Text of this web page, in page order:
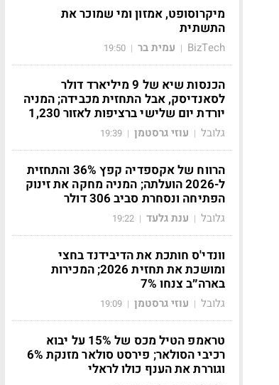
מיקרוסופט, אמזון ומי שמוכר את
התשתית
BizTech
| עמית בר |
19:50
הכנסות שיא של 9 מיליארד דולר
לסאנדיסק, אבל התחזית מכבידה; המניה
יורדת יום שלישי ברציפות לאזור 1,230
גלובל | עוזי גרסטמן |
19:39
הרווח של אקספדיה קפץ 36% והתחזית
ל-2026 הועלתה; המניה מחקה את זינוק
הפתיחה ונסחרת סביב 306 דולר
גלובל | ענת גלעד |
19:22
וונדי'ס חותכת את הדיבידנד בחצי
ומושכת את תחזית 2026; המכירות
בארה״ב צנחו 7%
גלובל | עוזי גרסטמן |
19:09
טראמפ הטיל מכס של 15% על יבוא
רכיבי הסולאר; פירסט סולאר מזנקת 6%
וגוררת את הענף כולו לראלי